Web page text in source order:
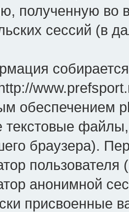
полученную во
сессий (в
обеспечением
текстовые
браузера).
анонимной
присвоенные